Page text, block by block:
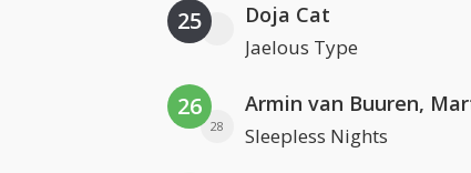
25 Doja Cat
Jaelous Type
26
28 Sleepless Nights